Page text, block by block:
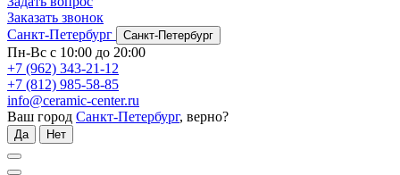
Заказать звонок
Санкт-Петербург
Санкт-Петербург
Пн-Вс с 10:00 до 20:00
+7 (962) 343-21-12
+7 (812) 985-58-85
info@ceramic-center.ru
Ваш город Санкт-Петербург, верно?
Да Нет